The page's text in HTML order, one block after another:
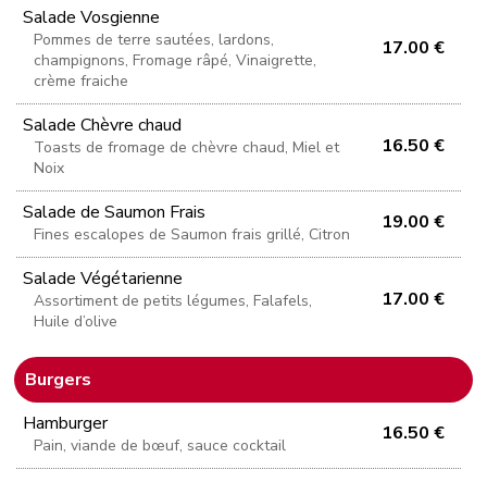
Salade Vosgienne
Pommes de terre sautées, lardons,
champignons, Fromage râpé, Vinaigrette,
crème fraiche
17.00 €
Salade Chèvre chaud
Toasts de fromage de chèvre chaud, Miel et
Noix
16.50 €
Salade de Saumon Frais
Fines escalopes de Saumon frais grillé, Citron
19.00 €
Salade Végétarienne
Assortiment de petits légumes, Falafels,
Huile d’olive
17.00 €
Burgers
Hamburger
Pain, viande de bœuf, sauce cocktail
16.50 €